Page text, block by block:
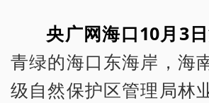
央广网海口10月3
青绿的海口东海岸，海
级自然保护区管理局林